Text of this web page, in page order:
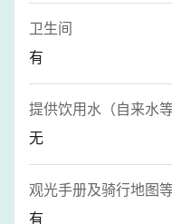
卫生间
有
提供饮用水（自来水等
无
观光手册及骑行地图
有